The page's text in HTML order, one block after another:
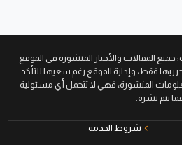
جميع المقالات والأخبار المنشورة في الموقع
فقط، وإدارة الموقع رغم سعيها للتأكد
المنشورة، فهي لا تتحمل أي مسئولية
يتم نشره.
شروط الخدمة